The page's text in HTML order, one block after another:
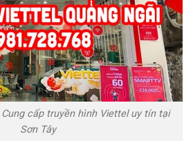
cấp truyền hình Viettel uy tín tại
Sơn Tây